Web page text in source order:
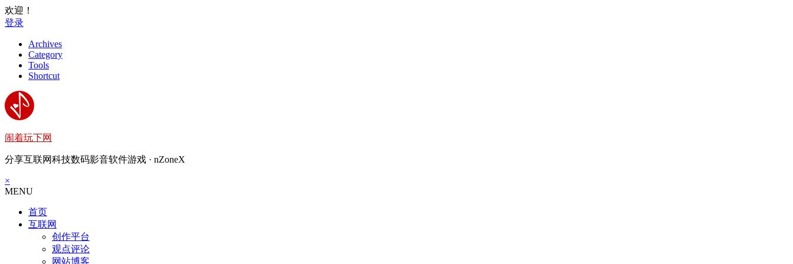
欢迎！
登录
Archives
Category
Tools
Shortcut
闹着玩下网
分享互联网科技数码影音软件游戏 · nZoneX
×
MENU
首页
互联网
创作平台
观点评论
网站博客